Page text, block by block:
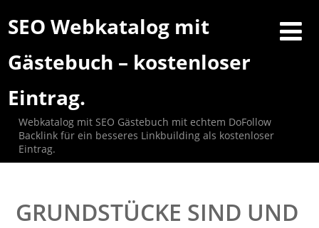
SEO Webkatalog mit
Gästebuch – kostenloser
Eintrag.
Webkatalog mit SEO Gästebuch mit echtem DoFollow
Backlink für ein besseres Linkbuilding als kostenloser
Eintrag.
GRUNDSTÜCKE SIND UND